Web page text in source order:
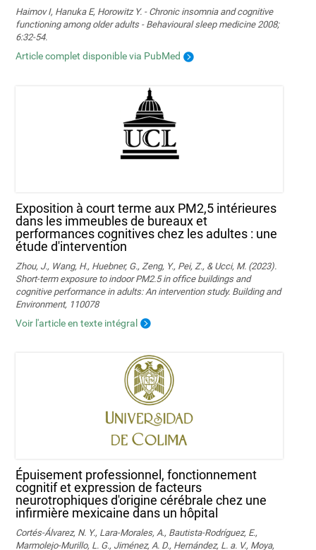
Haimov I, Hanuka E, Horowitz Y. - Chronic insomnia and cognitive
functioning among older adults - Behavioural sleep medicine 2008;
6:32-54.
Article complet disponible via PubMed
Exposition à court terme aux PM2,5 intérieures
dans les immeubles de bureaux et
performances cognitives chez les adultes : une
étude d'intervention
Zhou, J., Wang, H., Huebner, G., Zeng, Y., Pei, Z., & Ucci, M. (2023).
Short-term exposure to indoor PM2.5 in office buildings and
cognitive performance in adults: An intervention study. Building and
Environment, 110078
Voir l'article en texte intégral
Épuisement professionnel, fonctionnement
cognitif et expression de facteurs
neurotrophiques d'origine cérébrale chez une
infirmière mexicaine dans un hôpital
Cortés-Álvarez, N. Y., Lara-Morales, A., Bautista-Rodríguez, E.,
Marmolejo-Murillo, L. G., Jiménez, A. D., Hernández, L. a. V., Moya,